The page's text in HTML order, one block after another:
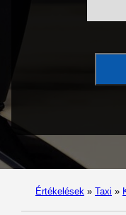
Értékelések » Taxi »